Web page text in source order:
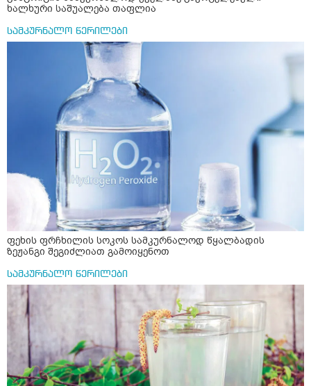
ხალხური საშუალება თაფლია
სამკურნალო წერილები
ფეხის ფრჩხილის სოკოს სამკურნალოდ წყალბადის
ზეჟანგი შეგიძლიათ გამოიყენოთ
სამკურნალო წერილები